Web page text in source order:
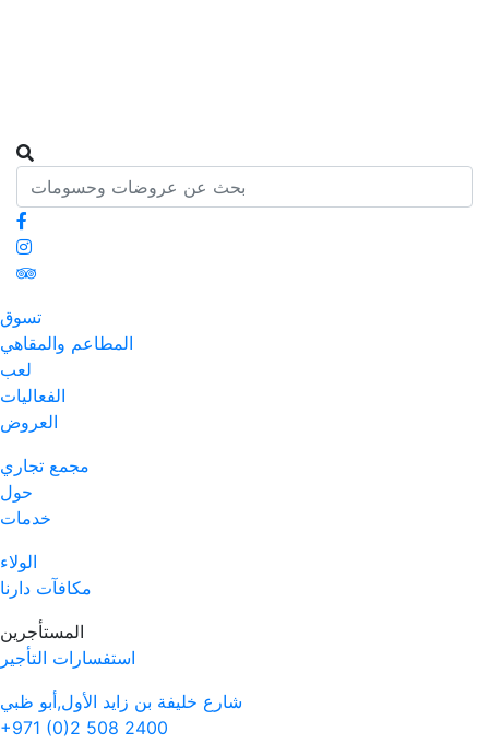
تسوق
المطاعم والمقاهي
لعب
الفعاليات
العروض
مجمع تجاري
حول
خدمات
الولاء
مكافآت دارنا
المستأجرين
استفسارات التأجير
شارع خليفة بن زايد الأول,أبو ظبي
+971 (0)2 508 2400